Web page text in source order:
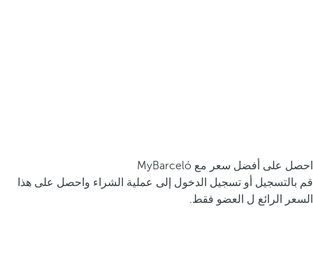
احصل على أفضل سعر مع MyBarceló
قم بالتسجيل أو تسجيل الدخول إلى عملية الشراء واحصل على هذا
السعر الرائع ل العضو فقط.